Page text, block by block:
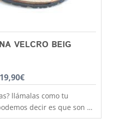
VELCRO BEIG
19,90€
decir es que son de